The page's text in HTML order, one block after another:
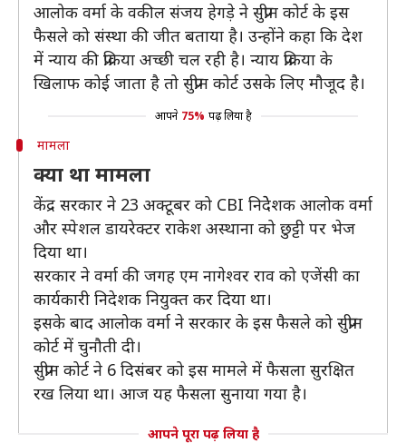
आलोक वर्मा के वकील संजय हेगड़े ने सुप्रीम कोर्ट के इस
फैसले को संस्था की जीत बताया है। उन्होंने कहा कि देश
में न्याय की प्रक्रिया अच्छी चल रही है। न्याय प्रक्रिया के
खिलाफ कोई जाता है तो सुप्रीम कोर्ट उसके लिए मौजूद है।
आपने 75% पढ़ लिया है
मामला
क्या था मामला
केंद्र सरकार ने 23 अक्टूबर को CBI निदेेशक आलोक वर्मा
और स्पेशल डायरेक्टर राकेश अस्थाना को छुट्टी पर भेज
दिया था।
सरकार ने वर्मा की जगह एम नागेश्वर राव को एजेंसी का
कार्यकारी निदेशक नियुक्त कर दिया था।
इसके बाद आलोक वर्मा ने सरकार के इस फैसले को सुप्रीम
कोर्ट में चुनौती दी।
सुप्रीम कोर्ट ने 6 दिसंबर को इस मामले में फैसला सुरक्षित
रख लिया था। आज यह फैसला सुनाया गया है।
आपने पूरा पढ़ लिया है